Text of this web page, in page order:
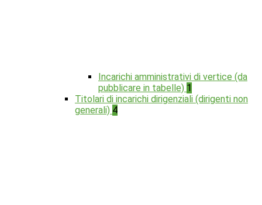
Incarichi amministrativi di vertice (da
pubblicare in tabelle) 1
Titolari di incarichi dirigenziali (dirigenti non
generali) 4